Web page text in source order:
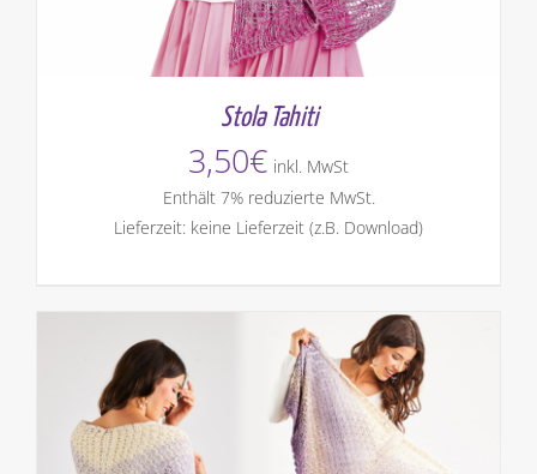
Stola Tahiti
3,50€ inkl. MwSt
Enthält 7% reduzierte MwSt.
Lieferzeit: keine Lieferzeit (z.B. Download)